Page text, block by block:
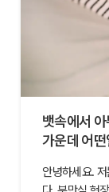
뱃속에서
가운데 어
안녕하세요.